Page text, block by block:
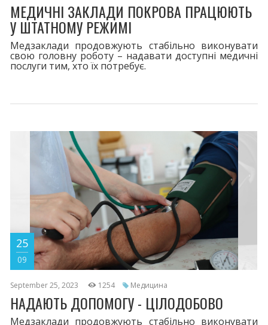
МЕДИЧНІ ЗАКЛАДИ ПОКРОВА ПРАЦЮЮТЬ
У ШТАТНОМУ РЕЖИМІ
Медзаклади продовжують стабільно виконувати
свою головну роботу – надавати доступні медичні
послуги тим, хто їх потребує.
25
09
September 25, 2023 1254 Медицина
НАДАЮТЬ ДОПОМОГУ - ЦІЛОДОБОВО
Медзаклади продовжують стабільно виконувати